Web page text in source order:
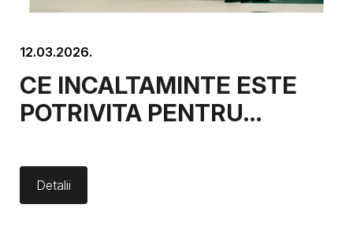
12.03.2026.
CE INCALTAMINTE ESTE
POTRIVITA PENTRU
ALERGARE – GHID
COMPLET PENTRU
Detalii